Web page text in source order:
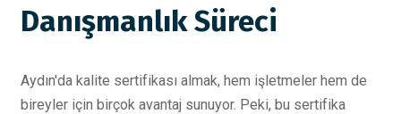
Danışmanlık Süreci
Aydın'da kalite sertifikası almak, hem işletmeler hem de
bireyler için birçok avantaj sunuyor. Peki, bu sertifika